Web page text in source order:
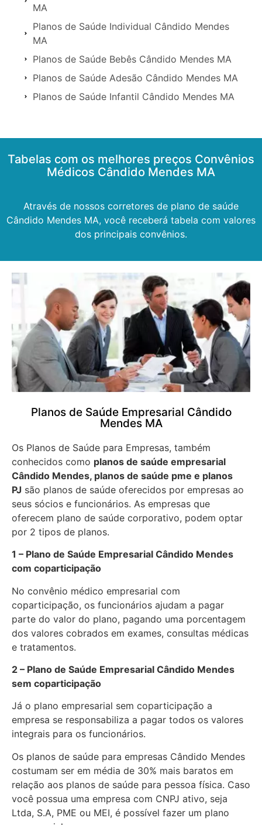
MA
Planos de Saúde Individual Cândido Mendes
MA
Planos de Saúde Bebês Cândido Mendes MA
Planos de Saúde Adesão Cândido Mendes MA
Planos de Saúde Infantil Cândido Mendes MA
Tabelas com os melhores preços Convênios
Médicos Cândido Mendes MA
Através de nossos corretores de plano de saúde
Cândido Mendes MA, você receberá tabela com valores
dos principais convênios.
Planos de Saúde Empresarial Cândido
Mendes MA
Os Planos de Saúde para Empresas, também
conhecidos como planos de saúde empresarial
Cândido Mendes, planos de saúde pme e planos
PJ são planos de saúde oferecidos por empresas ao
seus sócios e funcionários. As empresas que
oferecem plano de saúde corporativo, podem optar
por 2 tipos de planos.
1 – Plano de Saúde Empresarial Cândido Mendes
com coparticipação
No convênio médico empresarial com
coparticipação, os funcionários ajudam a pagar
parte do valor do plano, pagando uma porcentagem
dos valores cobrados em exames, consultas médicas
e tratamentos.
2 – Plano de Saúde Empresarial Cândido Mendes
sem coparticipação
Já o plano empresarial sem coparticipação a
empresa se responsabiliza a pagar todos os valores
integrais para os funcionários.
Os planos de saúde para empresas Cândido Mendes
costumam ser em média de 30% mais baratos em
relação aos planos de saúde para pessoa física. Caso
você possua uma empresa com CNPJ ativo, seja
Ltda, S.A, PME ou MEI, é possível fazer um plano